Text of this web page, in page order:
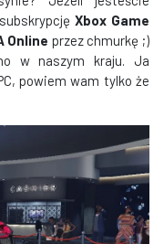
Xbox Game
Online przez chmurkę ;)
w naszym kraju. Ja
powiem wam tylko że